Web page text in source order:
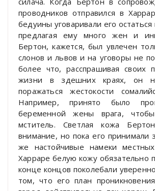
проводников отправился в
бедуины уговаривали его
предлагая ему много жен и
Бертон, кажется, был увлечен
слонов и львов и на уговоры не
более что, расспрашивая своих
жизни в здешних краях, он
поражаться жестокости
Например, принято было
беременной жены врага,
мститель. Светлая кожа
внимание, но пока его принимали
же настойчивые намеки
Харраре белую кожу обязательно
конце концов поколебали
том, что его план